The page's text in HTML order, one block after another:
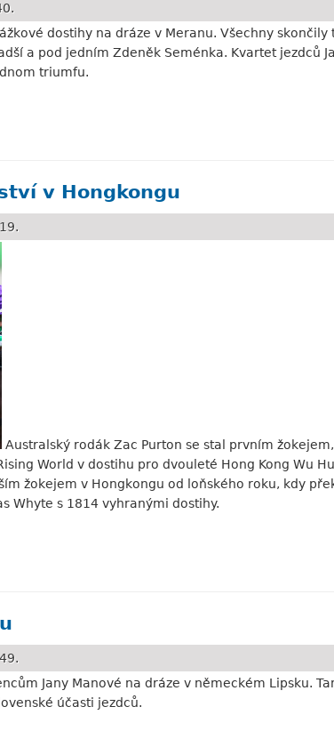
dostihy na dráze v Meranu. Všechny
a pod jedním Zdeněk Seménka. Kvartet jezdců
triumfu.
v Hongkongu
Australský rodák Zac Purton se stal prvním
World v dostihu pro dvouleté Hong Kong Wu
žokejem v Hongkongu od loňského roku, kdy
Whyte s 1814 vyhranými dostihy.
Jany Manové na dráze v německém Lipsku.
účasti jezdců.